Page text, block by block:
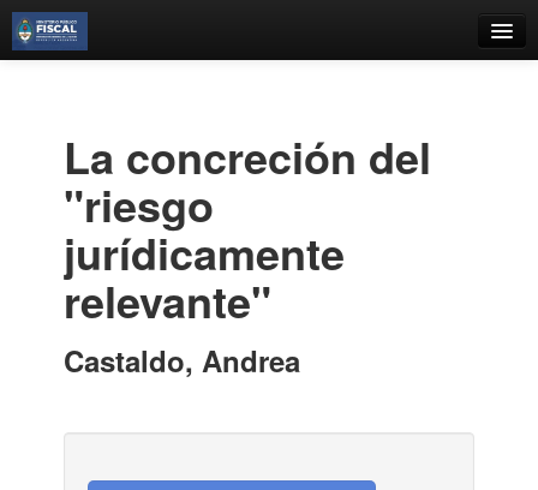
Estantes Virtuales
Contacto
Iniciar sesión
La concreción del
"riesgo
jurídicamente
relevante"
Castaldo, Andrea